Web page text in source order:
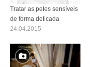
Tratar as peles sensíveis
de forma delicada
24.04.2015